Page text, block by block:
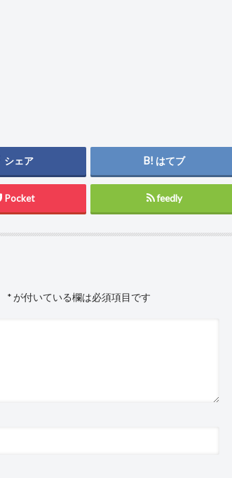
シェア はてブ
Pocket feedly
*が付いている欄は必須項目です